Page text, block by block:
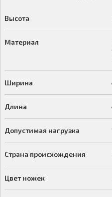
Высота
Материал
Ширина
Длина
Допустимая нагрузка
Страна происхождения
Цвет ножек